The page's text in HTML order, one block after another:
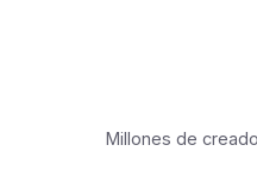
Millones de